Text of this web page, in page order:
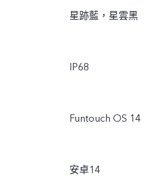
星跡藍，星雲黑
IP68
Funtouch OS 14
安卓14